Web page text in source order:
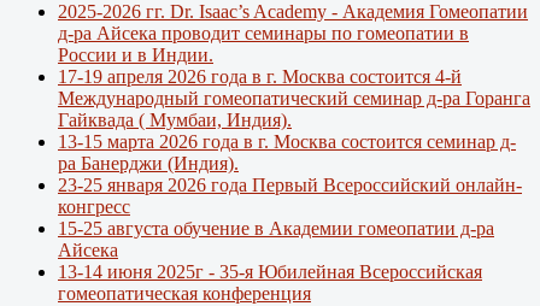
2025-2026 гг. Dr. Isaac’s Academy - Академия Гомеопатии
д-ра Айсека проводит семинары по гомеопатии в
России и в Индии.
17-19 апреля 2026 года в г. Москва состоится 4-й
Международный гомеопатический семинар д-ра Горанга
Гайквада ( Мумбаи, Индия).
13-15 марта 2026 года в г. Москва состоится семинар д-
ра Банерджи (Индия).
23-25 января 2026 года Первый Всероссийский онлайн-
конгресс
15-25 августа обучение в Академии гомеопатии д-ра
Айсека
13-14 июня 2025г - 35-я Юбилейная Всероссийская
гомеопатическая конференция